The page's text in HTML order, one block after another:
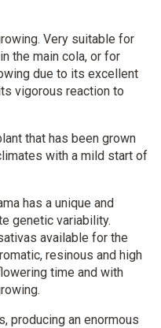
Very suitable for
the main cola, or for
due to its excellent
vigorous reaction to
that has been grown
with a mild start of
has a unique and
genetic variability.
available for the
resinous and high
time and with
producing an enormous